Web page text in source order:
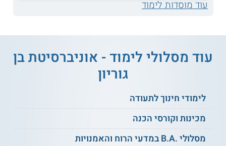
מחלקתית. כמו כן, הם מבצעים מחקר עצמאי לקראת כתיבת התזה
נושאי הלימוד
הנושאים שנלמדים במסגרת התכנית כוללים גם:
בינה מלאכותית
מערכות היברידיות
עוד מוסדות לימוד
עוד מסלולי לימוד - אוניברסיטת בן
גוריון
לימודי חינוך לתעודה
מכינות וקורסי הכנה
מסלולי .B.A במדעי הרוח והאמנויות